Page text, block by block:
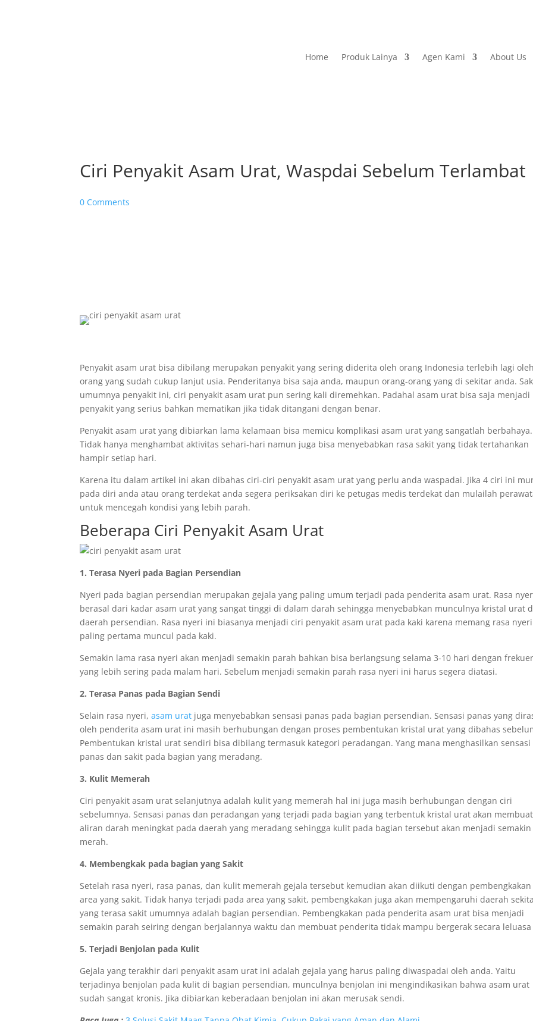
Home Produk Lainya Agen Kami About Us
Ciri Penyakit Asam Urat, Waspdai Sebelum Terlambat
0 Comments
Penyakit asam urat bisa dibilang merupakan penyakit yang sering diderita oleh orang Indonesia terlebih lagi oleh
orang yang sudah cukup lanjut usia. Penderitanya bisa saja anda, maupun orang-orang yang di sekitar anda.
umumnya penyakit ini, ciri penyakit asam urat pun sering kali diremehkan. Padahal asam urat bisa saja menjadi
penyakit yang serius bahkan mematikan jika tidak ditangani dengan benar.
Penyakit asam urat yang dibiarkan lama kelamaan bisa memicu komplikasi asam urat yang sangatlah berbahaya.
Tidak hanya menghambat aktivitas sehari-hari namun juga bisa menyebabkan rasa sakit yang tidak tertahankan
hampir setiap hari.
Karena itu dalam artikel ini akan dibahas ciri-ciri penyakit asam urat yang perlu anda waspadai. Jika 4 ciri ini
pada diri anda atau orang terdekat anda segera periksakan diri ke petugas medis terdekat dan mulailah
untuk mencegah kondisi yang lebih parah.
Beberapa Ciri Penyakit Asam Urat
1. Terasa Nyeri pada Bagian Persendian
Nyeri pada bagian persendian merupakan gejala yang paling umum terjadi pada penderita asam urat. Rasa
berasal dari kadar asam urat yang sangat tinggi di dalam darah sehingga menyebabkan munculnya kristal urat
daerah persendian. Rasa nyeri ini biasanya menjadi ciri penyakit asam urat pada kaki karena memang rasa
paling pertama muncul pada kaki.
Semakin lama rasa nyeri akan menjadi semakin parah bahkan bisa berlangsung selama 3-10 hari dengan
yang lebih sering pada malam hari. Sebelum menjadi semakin parah rasa nyeri ini harus segera diatasi.
2. Terasa Panas pada Bagian Sendi
Selain rasa nyeri,asam urat juga menyebabkan sensasi panas pada bagian persendian. Sensasi panas yang
oleh penderita asam urat ini masih berhubungan dengan proses pembentukan kristal urat yang dibahas
Pembentukan kristal urat sendiri bisa dibilang termasuk kategori peradangan. Yang mana menghasilkan sensasi
panas dan sakit pada bagian yang meradang.
3. Kulit Memerah
Ciri penyakit asam urat selanjutnya adalah kulit yang memerah hal ini juga masih berhubungan dengan ciri
sebelumnya. Sensasi panas dan peradangan yang terjadi pada bagian yang terbentuk kristal urat akan membuat
aliran darah meningkat pada daerah yang meradang sehingga kulit pada bagian tersebut akan menjadi semakin
merah.
4. Membengkak pada bagian yang Sakit
Setelah rasa nyeri, rasa panas, dan kulit memerah gejala tersebut kemudian akan diikuti dengan pembengkakan
area yang sakit. Tidak hanya terjadi pada area yang sakit, pembengkakan juga akan mempengaruhi daerah
yang terasa sakit umumnya adalah bagian persendian. Pembengkakan pada penderita asam urat bisa menjadi
semakin parah seiring dengan berjalannya waktu dan membuat penderita tidak mampu bergerak secara leluasa
5. Terjadi Benjolan pada Kulit
Gejala yang terakhir dari penyakit asam urat ini adalah gejala yang harus paling diwaspadai oleh anda. Yaitu
terjadinya benjolan pada kulit di bagian persendian, munculnya benjolan ini mengindikasikan bahwa asam urat
sudah sangat kronis. Jika dibiarkan keberadaan benjolan ini akan merusak sendi.